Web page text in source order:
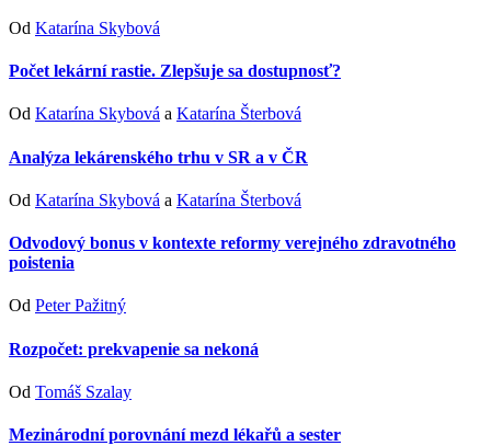
Od Katarína Skybová
Počet lekární rastie. Zlepšuje sa dostupnosť?
Od Katarína Skybová a Katarína Šterbová
Analýza lekárenského trhu v SR a v ČR
Od Katarína Skybová a Katarína Šterbová
Odvodový bonus v kontexte reformy verejného zdravotného
poistenia
Od Peter Pažitný
Rozpočet: prekvapenie sa nekoná
Od Tomáš Szalay
Mezinárodní porovnání mezd lékařů a sester